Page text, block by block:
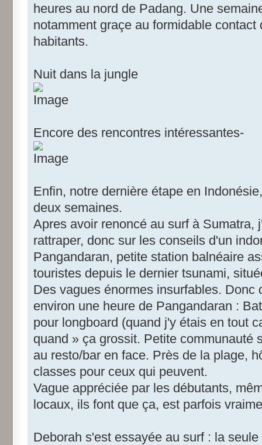
heures au nord de Padang. Une
notamment graçe au formidable
habitants.
Nuit dans la jungle
Encore des rencontres intéressantes-
Enfin, notre dernière étape en
deux semaines.
Apres avoir renoncé au surf à Sumatra,
rattraper, donc sur les conseils d'un
Pangandaran, petite station balnéaire
touristes depuis le dernier tsunami,
Des vagues énormes insurfables. Donc
environ une heure de Pangandaran :
pour longboard (quand j'y étais en tout
quand » ça grossit. Petite communauté
au resto/bar en face. Près de la plage,
classes pour ceux qui peuvent.
Vague appréciée par les débutants,
locaux, ils font que ça, est parfois
Deborah s'est essayée au surf : la